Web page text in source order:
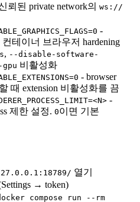
뢰된 private network의 ws://
-
테이너 브라우저 hardening
, --disable-software-
비활성화
- browser
때 extension 비활성화를 끔
-
제한 설정. 0이면 기본
열기
→ token)
compose run --rm